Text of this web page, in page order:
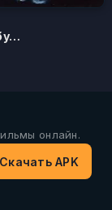
Назад в будущее 2
онлайн.
Скачать APK